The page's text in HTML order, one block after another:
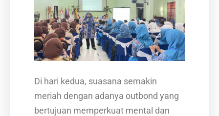
Di hari kedua, suasana semakin
meriah dengan adanya outbond yang
bertujuan memperkuat mental dan